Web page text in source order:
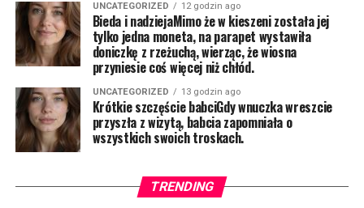
UNCATEGORIZED 12 godzin ago
Bieda i nadziejaMimo że w kieszeni została jej
tylko jedna moneta, na parapet wystawiła
doniczkę z rzeżuchą, wierząc, że wiosna
przyniesie coś więcej niż chłód.
UNCATEGORIZED 13 godzin ago
Krótkie szczęście babciGdy wnuczka wreszcie
przyszła z wizytą, babcia zapomniała o
wszystkich swoich troskach.
TRENDING